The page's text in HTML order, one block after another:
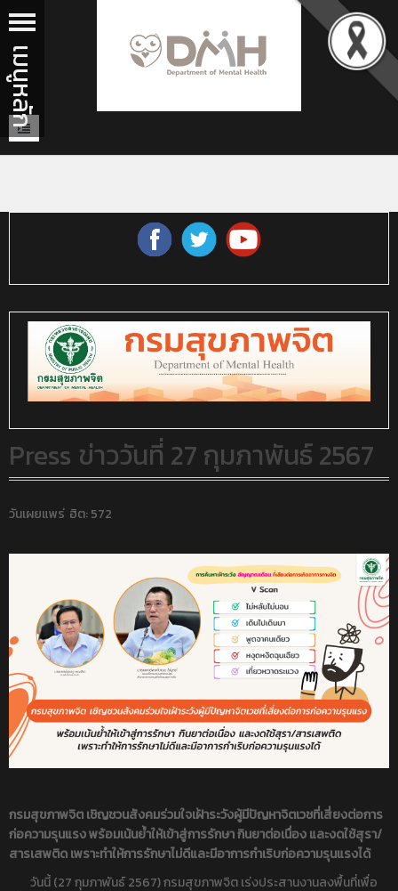
Press ข่าววันที่ 27 กุมภาพันธ์ 2567
วันเผยแพร่ ฮิต: 572
กรมสุขภาพจิต เชิญชวนสังคมร่วมใจเฝ้าระวังผู้มีปัญหาจิตเวชที่เสี่ยงต่อการ
ก่อความรุนแรง พร้อมเน้นย้ำให้เข้าสู่การรักษา กินยาต่อเนื่อง และงดใช้สุรา/
สารเสพติด เพราะทำให้การรักษาไม่ดีและมีอาการกำเริบก่อความรุนแรงได้
วันนี้ (27 กุมภาพันธ์ 2567) กรมสุขภาพจิต เร่งประสานงานลงพื้นที่เพื่อ